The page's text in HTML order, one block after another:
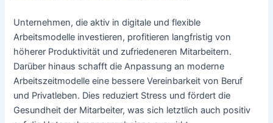
Unternehmen, die aktiv in digitale und flexible
Arbeitsmodelle investieren, profitieren langfristig von
höherer Produktivität und zufriedeneren Mitarbeitern.
Darüber hinaus schafft die Anpassung an moderne
Arbeitszeitmodelle eine bessere Vereinbarkeit von Beruf
und Privatleben. Dies reduziert Stress und fördert die
Gesundheit der Mitarbeiter, was sich letztlich auch positiv